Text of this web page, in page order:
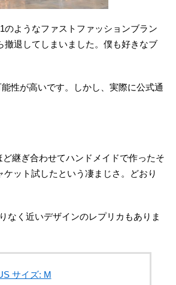
ようなファストファッションブラン
撤退してしまいました。僕も好きなブ
性が高いです。しかし、実際に公式通
継ぎ合わせてハンドメイドで作ったそ
ット試したという凄まじさ。どおり
なく近いデザインのレプリカもありま
サイズ: M